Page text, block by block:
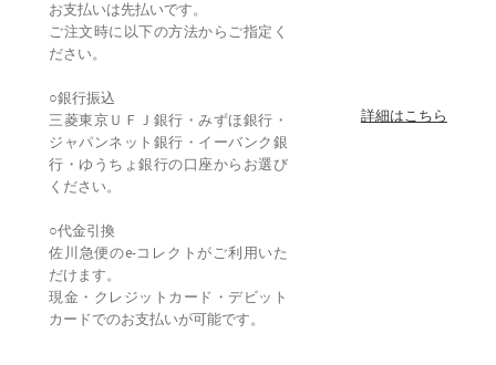
○銀行振込
三菱東京ＵＦＪ銀行・みずほ銀行・
行・ゆうちょ銀行の口座からお選び
ください。
○代金引換
佐川急便のe-コレクトがご利用いた
現金・クレジットカード・デビット
カードでのお支払いが可能です。